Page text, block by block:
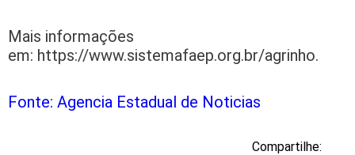
Mais informações
em: https://www.sistemafaep.org.br/agrinho.
Fonte: Agencia Estadual de Noticias
Compartilhe: